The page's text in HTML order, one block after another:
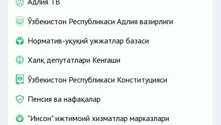
Ўзбекистон Республикаси Адлия вазирлиги
Норматив-ҳуқуқий ҳужжатлар базаси
Халқ депутатлари Кенгаши
Ўзбекистон Республикаси Конституцияси
Пенсия ва нафақалар
"Инсон" ижтимоий хизматлар марказлари